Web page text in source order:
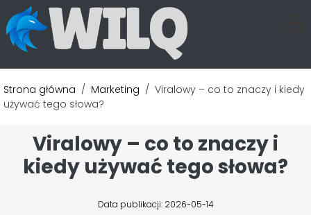
Strona główna / Marketing / Viralowy – co to znaczy i kiedy
używać tego słowa?
Viralowy – co to znaczy i
kiedy używać tego słowa?
Data publikacji: 2026-05-14